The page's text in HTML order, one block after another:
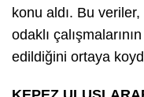
konu aldı. Bu
odaklı
edildiğini ortaya